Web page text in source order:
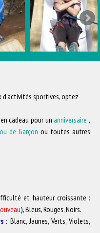
sportives, optez
cadeau pour unanniversaire ,
de Garçon ou toutes autres
et hauteur croissante :
), Bleus, Rouges, Noirs.
: Blanc, Jaunes, Verts, Violets,